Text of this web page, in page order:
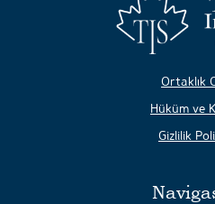
Ortaklık
Hüküm ve
Gizlilik